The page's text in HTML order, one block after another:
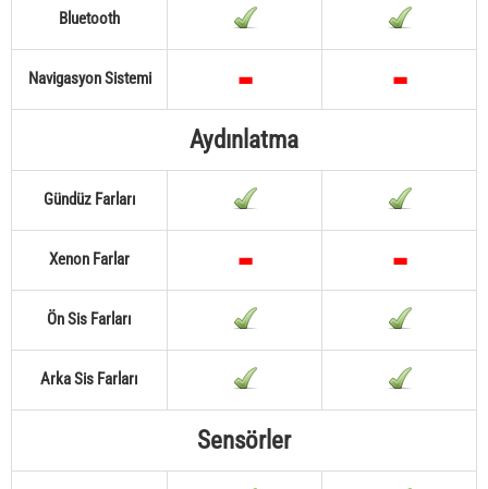
Bluetooth
Navigasyon Sistemi
Aydınlatma
Gündüz Farları
Xenon Farlar
Ön Sis Farları
Arka Sis Farları
Sensörler